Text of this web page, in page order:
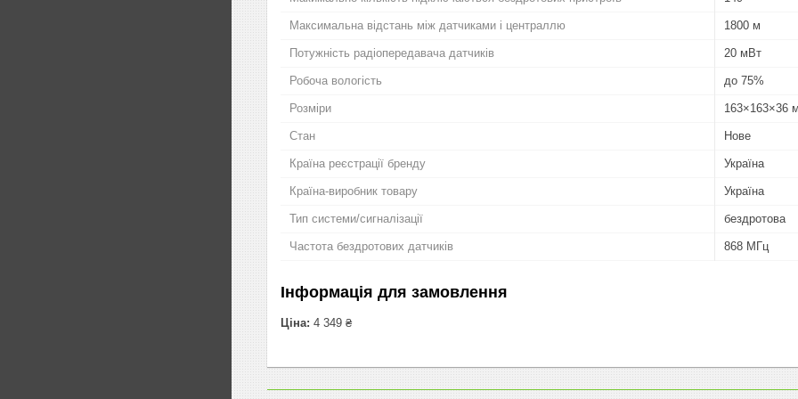
Максимальна відстань між датчиками і централлю 1800 м
Потужність радіопередавача датчиків 20 мВт
Робоча вологість до 75%
Розміри 163×163×36
Стан Нове
Країна реєстрації бренду Україна
Країна-виробник товару Україна
Тип системи/сигналізації бездротова
Частота бездротових датчиків 868 МГц
Інформація для замовлення
Ціна: 4 349 ₴